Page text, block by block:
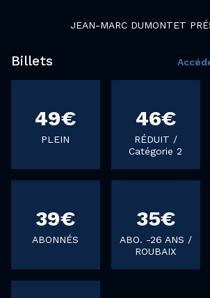
JEAN-MARC DUMONTET
Billets
49€
PLEIN
46€
RÉDUIT /
Catégorie 2
39€
ABONNÉS
35€
ABO. -26 ANS /
ROUBAIX